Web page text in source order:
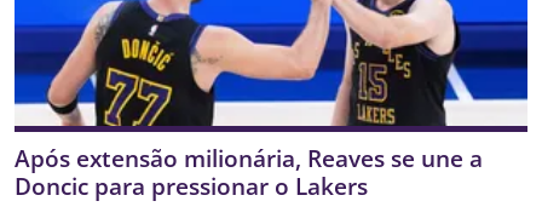
Após extensão milionária, Reaves se une a
Doncic para pressionar o Lakers